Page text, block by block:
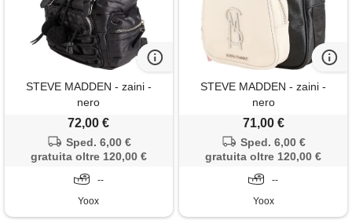
STEVE MADDEN - zaini -
nero
72,00 €
Sped. 6,00 €
gratuita oltre 120,00 €
--
Yoox
STEVE MADDEN - zaini -
nero
71,00 €
Sped. 6,00 €
gratuita oltre 120,00 €
--
Yoox